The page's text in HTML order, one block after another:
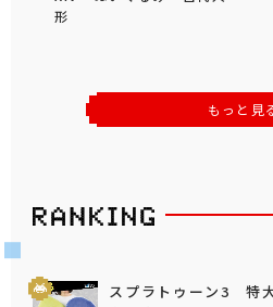
形
もっと見
スプラトゥーン3 特